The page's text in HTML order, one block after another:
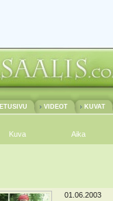
ETUSIVU VIDEOT KUVAT
Kuva Aika
01.06.2003